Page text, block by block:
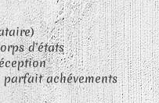
d'états
achévements